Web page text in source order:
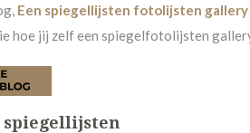
Een spiegellijsten fotolijsten gallery
hoe jij zelf een spiegelfotolijsten
spiegellijsten